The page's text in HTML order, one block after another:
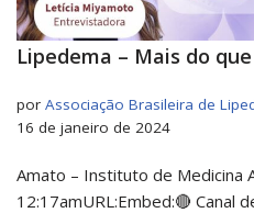
Lipedema – Mais do
por Associação Brasileira de
16 de janeiro de 2024
Amato – Instituto de Medicina
12:17amURL:Embed:🔴 Canal